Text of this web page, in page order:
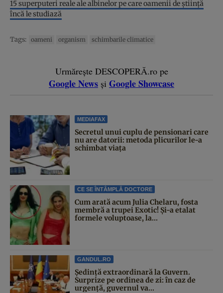
15 superputeri reale ale albinelor pe care oamenii de știință
încă le studiază
Tags: oameni organism schimbarile climatice
Urmărește DESCOPERĂ.ro pe
Google News și Google Showcase
MEDIAFAX
Secretul unui cuplu de pensionari care
nu are datorii: metoda plicurilor le-a
schimbat viața
CE SE ÎNTÂMPLĂ DOCTORE
Cum arată acum Julia Chelaru, fosta
membră a trupei Exotic! Și-a etalat
formele voluptoase, la...
GANDUL.RO
Şedinţă extraordinară la Guvern.
Surprize pe ordinea de zi: în caz de
urgență, guvernul va...